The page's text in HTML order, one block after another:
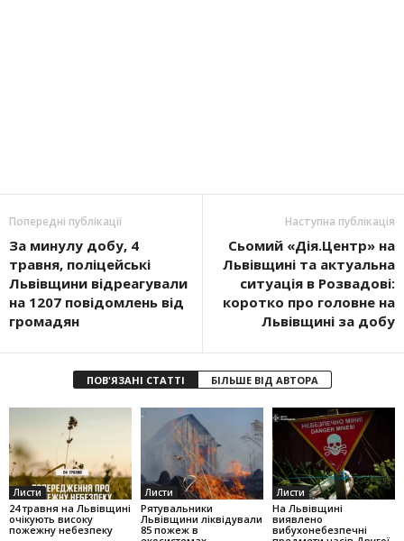
Попередні публікації
За минулу добу, 4
травня, поліцейські
Львівщини відреагували
на 1207 повідомлень від
громадян
Наступна публікація
Сьомий «Дія.Центр» на
Львівщині та актуальна
ситуація в Розвадові:
коротко про головне на
Львівщині за добу
ПОВ'ЯЗАНІ СТАТТІ БІЛЬШЕ ВІД АВТОРА
Листи
24 травня на Львівщині
очікують високу
пожежну небезпеку
Листи
Рятувальники
Львівщини ліквідували
85 пожеж в
Листи
На Львівщині
виявлено
вибухонебезпечні